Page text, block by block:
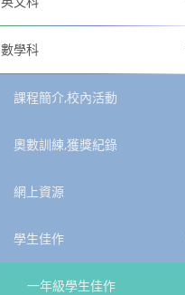
數學科
課程簡介,校內活動
奧數訓練,獲獎紀錄
網上資源
學生佳作
一年級學生佳作